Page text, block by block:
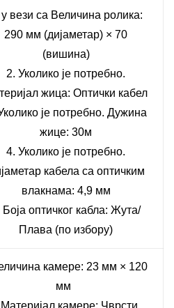
у вези са Величина ролика:
290 мм (дијаметар) × 70
(вишина)
2. Уколико је потребно.
жица: Оптички кабел
је потребно. Дужина
жице: 30м
4. Уколико је потребно.
кабела са оптичким
влакнама: 4,9 мм
Бoја оптичког кабла: Жута/
Плава (по избору)
камере: 23 мм × 120
мм
камере: Чврсти